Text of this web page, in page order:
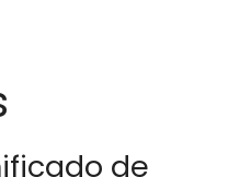
de